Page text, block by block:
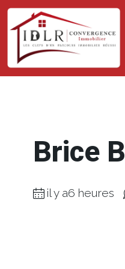
Brice B
il y a6 heures